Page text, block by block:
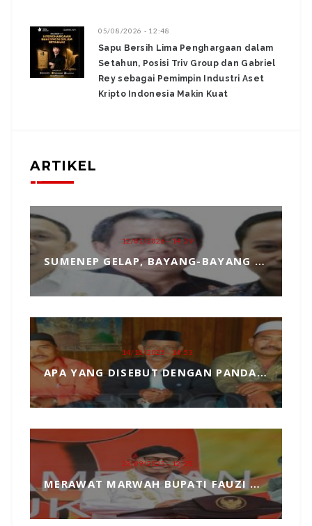
05/08/2026 - 12:48
Sapu Bersih Lima Penghargaan dalam
Setahun, Posisi Triv Group dan Gabriel
Rey sebagai Pemimpin Industri Aset
Kripto Indonesia Makin Kuat
ARTIKEL
12/01/2026 - 14:39
SUMENEP GELAP, BAYANG-BAYANG MATAHARI KEMBAR HANTUI PENGANGKATAN SEKDA
14/10/2025 - 14:53
APA YANG DISEBUT DENGAN PANDANGAN DUNIA, MARI KITA ULAS SECARA SEDERHANA
23/09/2025 - 12:25
MERAWAT MARWAH BUPATI FAUZI DARI TANGAN JAHIL PENYELENGGARA EVENT MCF 2025